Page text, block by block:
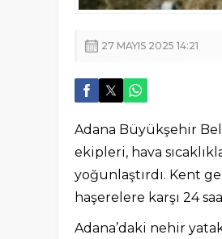
27 MAYIS 2025 14:21
Adana Büyükşehir
ekipleri, hava
yoğunlaştırdı. Kent
haşerelere karşı 24
Adana’daki nehir